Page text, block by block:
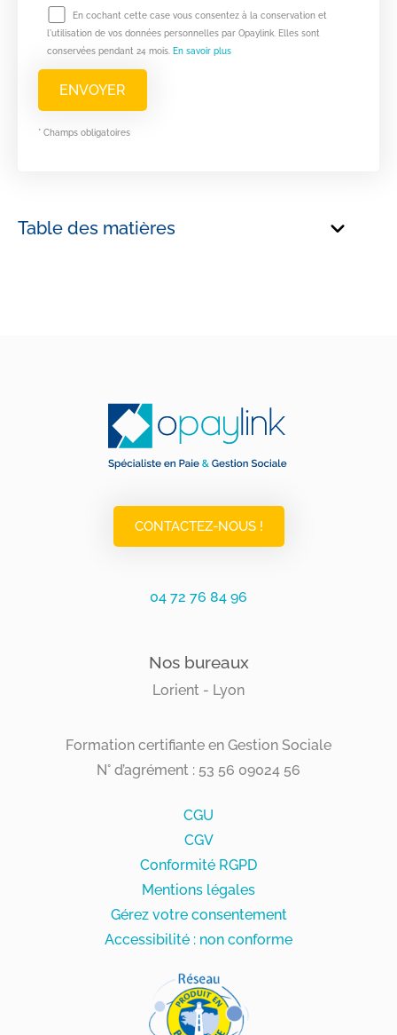
En cochant cette case vous consentez à la conservation et
l'utilisation de vos données personnelles par Opaylink. Elles sont
conservées pendant 24 mois. En savoir plus
* Champs obligatoires
Table des matières
CONTACTEZ-NOUS !
04 72 76 84 96
Nos bureaux
Lorient - Lyon
Formation certifiante en Gestion Sociale
N° d’agrément : 53 56 09024 56
CGU
CGV
Conformité RGPD
Mentions légales
Gérez votre consentement
Accessibilité : non conforme